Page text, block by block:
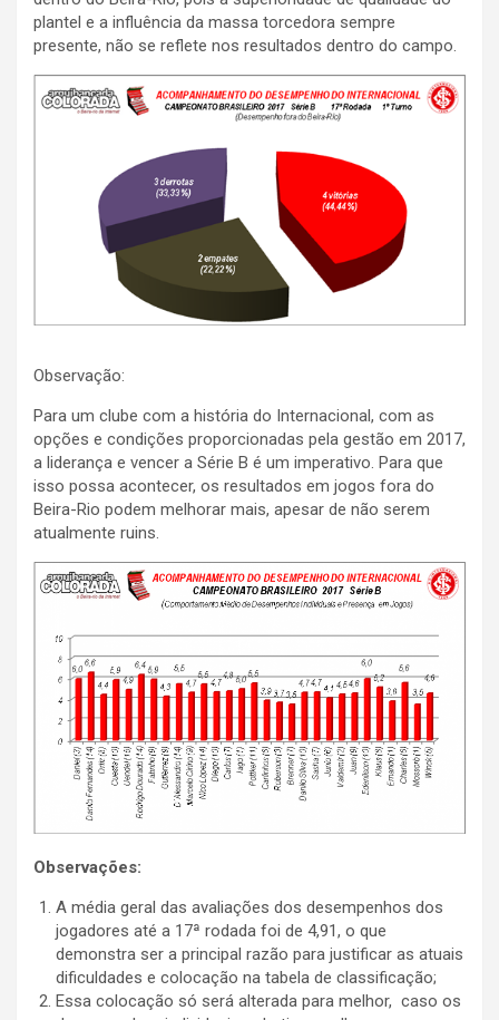
plantel e a influência da massa torcedora sempre
presente, não se reflete nos resultados dentro do campo.
Observação:
Para um clube com a história do Internacional, com as
opções e condições proporcionadas pela gestão em 2017,
a liderança e vencer a Série B é um imperativo. Para que
isso possa acontecer, os resultados em jogos fora do
Beira-Rio podem melhorar mais, apesar de não serem
atualmente ruins.
Observações:
A média geral das avaliações dos desempenhos dos
jogadores até a 17ª rodada foi de 4,91, o que
demonstra ser a principal razão para justificar as atuais
dificuldades e colocação na tabela de classificação;
Essa colocação só será alterada para melhor, caso os